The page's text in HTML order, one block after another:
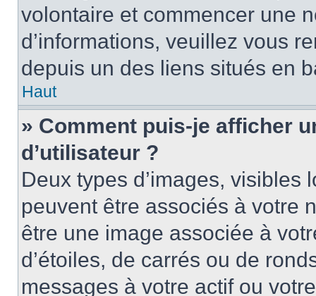
volontaire et commencer une
d’informations, veuillez vous
depuis un des liens situés en
Haut
» Comment puis-je afficher
d’utilisateur ?
Deux types d’images,
peuvent être associés à votre
être une image associée à
d’étoiles, de carrés ou de
messages à votre actif ou